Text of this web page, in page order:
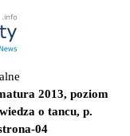
2013, poziom
o tancu, p.
04